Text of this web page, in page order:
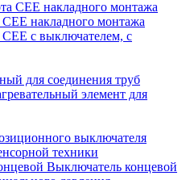
СЕЕ накладного монтажа
СЕЕ с выключателем, с
для соединения труб
элемент для
выключателя
техники
Выключатель концевой